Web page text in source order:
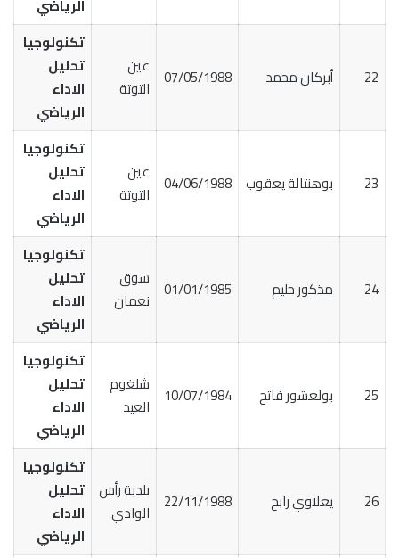
الرياضي
22 أبركان محمد 07/05/1988 عين
التوتة
تكنولوجيا
تحليل
الاداء
الرياضي
23 بوهنتالة يعقوب 04/06/1988 عين
التوتة
تكنولوجيا
تحليل
الاداء
الرياضي
24 مذكور حليم 01/01/1985 سوق
نعمان
تكنولوجيا
تحليل
الاداء
الرياضي
25 بولعشور فاتح 10/07/1984
شلغوم
العيد
تكنولوجيا
تحليل
الاداء
الرياضي
26 يعلاوي رابح 22/11/1988
بلدية رأس
الوادي
تكنولوجيا
تحليل
الاداء
الرياضي